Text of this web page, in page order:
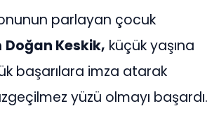
parlayan çocuk
Doğan Keskik, küçük yaşına
başarılara imza atarak
yüzü olmayı başardı.